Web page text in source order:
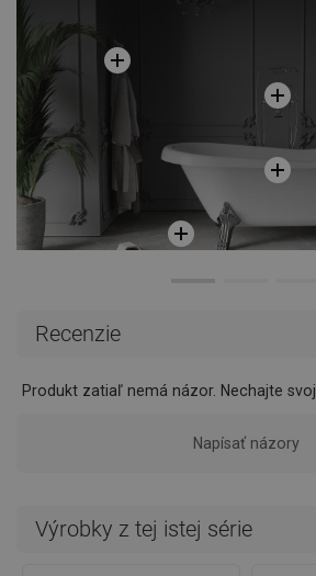
Recenzie
Produkt zatiaľ nemá názor. Nechajte
Napísať názory
Výrobky z tej istej série